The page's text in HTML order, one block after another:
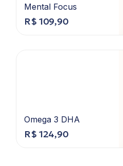
Mental Focus
R$ 109,90
Omega 3 DHA
R$ 124,90